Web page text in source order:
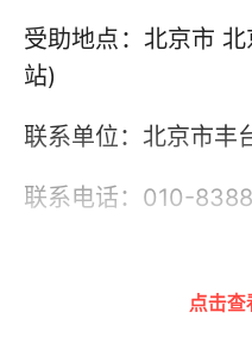
受助地点：北京市
站)
联系单位：北京市丰
联系电话：010-
点击